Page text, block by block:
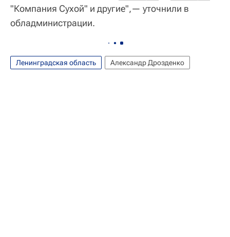
"Компания Сухой" и другие",— уточнили в
обладминистрации.
Ленинградская область Александр Дрозденко